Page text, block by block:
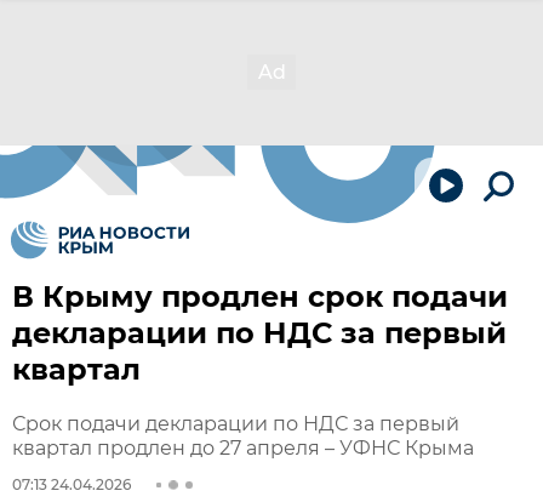
В Крыму продлен срок подачи
декларации по НДС за первый
квартал
Срок подачи декларации по НДС за первый
квартал продлен до 27 апреля – УФНС Крыма
07:13 24.04.2026